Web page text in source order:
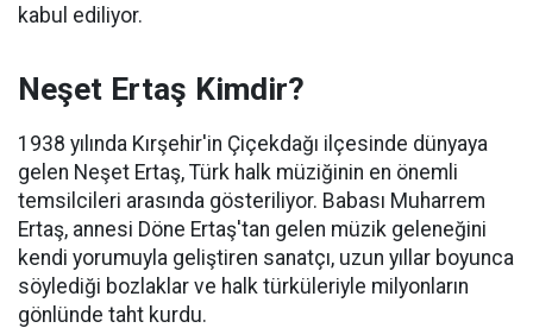
kabul ediliyor.
Neşet Ertaş Kimdir?
1938 yılında Kırşehir'in Çiçekdağı ilçesinde dünyaya
gelen Neşet Ertaş, Türk halk müziğinin en önemli
temsilcileri arasında gösteriliyor. Babası Muharrem
Ertaş, annesi Döne Ertaş'tan gelen müzik geleneğini
kendi yorumuyla geliştiren sanatçı, uzun yıllar boyunca
söylediği bozlaklar ve halk türküleriyle milyonların
gönlünde taht kurdu.